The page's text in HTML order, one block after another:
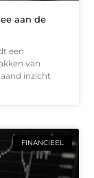
aan de
een
van
inzicht
FINANCIEEL